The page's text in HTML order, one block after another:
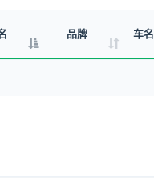
品牌 车名